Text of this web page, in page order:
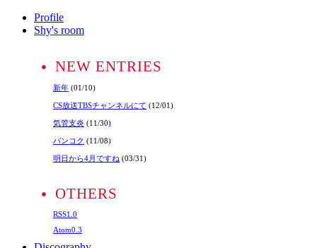
Profile
Shy's room
NEW ENTRIES
新年 (01/10)
CS放送TBSチャンネルにて (12/01)
気管支炎 (11/30)
バンコク (11/08)
明日から4月ですね (03/31)
OTHERS
RSS1.0
Atom0.3